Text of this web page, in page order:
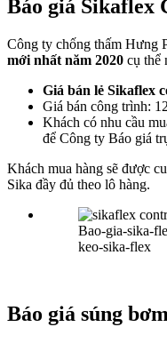
Báo giá Sikaflex
Công ty chống thấm Hưng
mới nhất năm 2020 cụ thể
Giá bán lẻ Sikaflex
Giá bán công trình:
Khách có nhu cầu
để Công ty Báo giá
Khách mua hàng sẽ được
Sika đầy đủ theo lô hàng.
Bao-gia-sika-
keo-sika-flex
Báo giá súng